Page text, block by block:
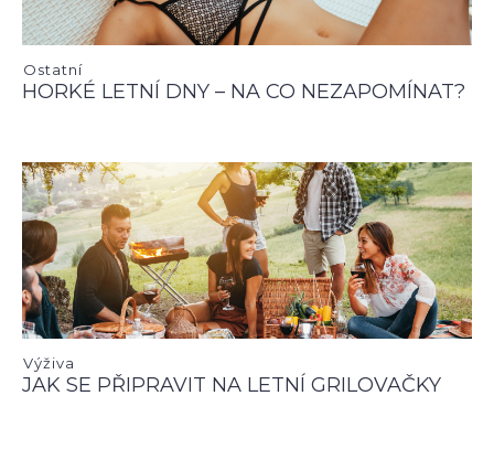
Ostatní
HORKÉ LETNÍ DNY – NA CO NEZAPOMÍNAT?
Výživa
JAK SE PŘIPRAVIT NA LETNÍ GRILOVAČKY